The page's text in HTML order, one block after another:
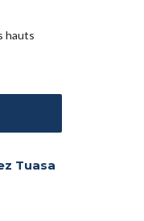
hauts
Tuasa